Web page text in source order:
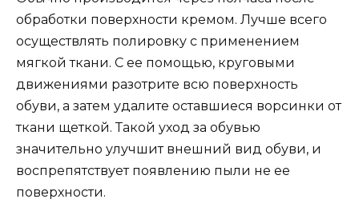
обработки поверхности кремом. Лучше всего
осуществлять полировку с применением
мягкой ткани. С ее помощью, круговыми
движениями разотрите всю поверхность
обуви, а затем удалите оставшиеся ворсинки от
ткани щеткой. Такой уход за обувью
значительно улучшит внешний вид обуви, и
воспрепятствует появлению пыли не ее
поверхности.